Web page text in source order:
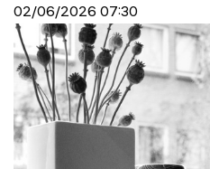
02/06/2026 07:30